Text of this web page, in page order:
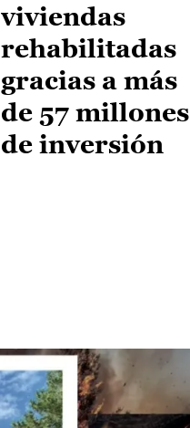
viviendas
rehabilitadas
gracias a más
de 57 millones
de inversión